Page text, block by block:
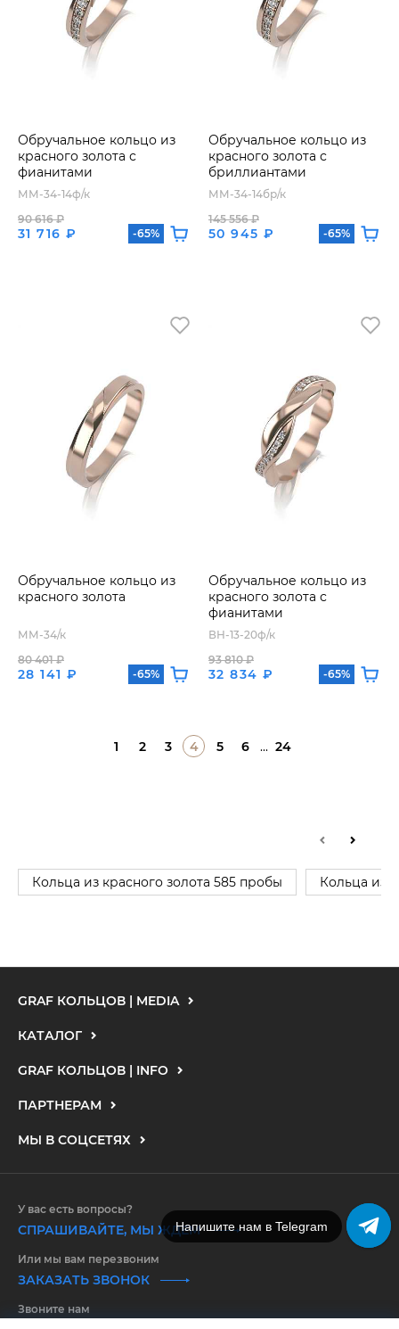
Обручальное кольцо из
красного золота с
фианитами
ММ-34-14ф/к
31 716 ₽
90 616 ₽
-65%
Обручальное кольцо из
красного золота с
бриллиантами
ММ-34-14бр/к
50 945 ₽
145 556 ₽
-65%
Обручальное кольцо из
красного золота
ММ-34/к
28 141 ₽
80 401 ₽
-65%
Обручальное кольцо из
красного золота с
фианитами
ВН-13-20ф/к
32 834 ₽
93 810 ₽
-65%
1 2 3 4 5 6 ... 24
Кольца из красного золота 585 пробы Кольца из
GRAF КОЛЬЦОВ | MEDIA
КАТАЛОГ
GRAF КОЛЬЦОВ | INFO
ПАРТНЕРАМ
МЫ В СОЦСЕТЯХ
У вас есть вопросы?
СПРАШИВАЙТЕ, МЫ ЖДЕМ
Или мы вам перезвоним
ЗАКАЗАТЬ ЗВОНОК
Звоните нам
Напишите нам в Telegram